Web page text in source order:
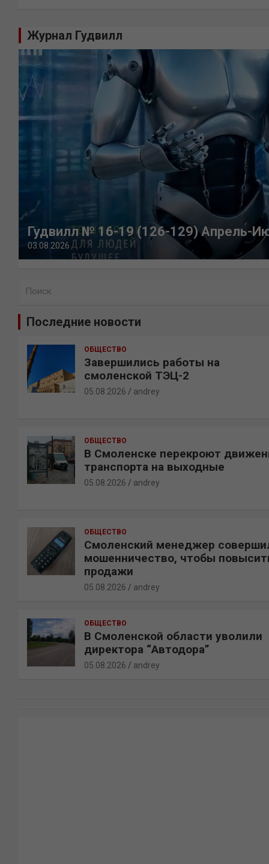
Журнал Гудвилл
Гудвилл № 16-19 (126-129) Апрель-
03.08.2026
Последние новости
ОБЩЕСТВО
Завершились работы на
смоленской ТЭЦ-2
05.08.2026 andrey
ОБЩЕСТВО
В Смоленске перекроют
транспорта на выходные
05.08.2026 andrey
ОБЩЕСТВО
Смоленский менеджер
мошенничество, чтобы
продажи
05.08.2026 andrey
ОБЩЕСТВО
В Смоленской области уволили
директора “Автодора”
05.08.2026 andrey